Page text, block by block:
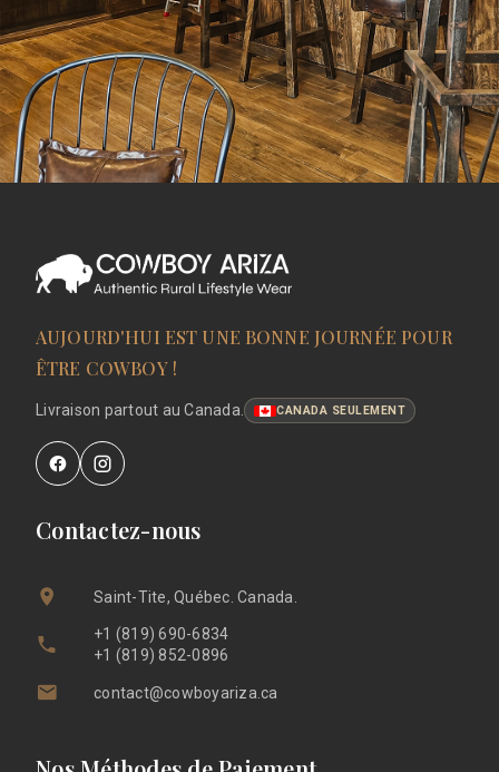
AUJOURD'HUI EST UNE BONNE JOURNÉE POUR
ÊTRE COWBOY !
Livraison partout au Canada. CANADA SEULEMENT
Contactez-nous
Saint-Tite, Québec. Canada.
+1 (819) 690-6834
+1 (819) 852-0896
contact@cowboyariza.ca